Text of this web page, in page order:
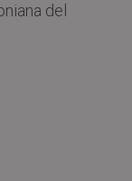
del